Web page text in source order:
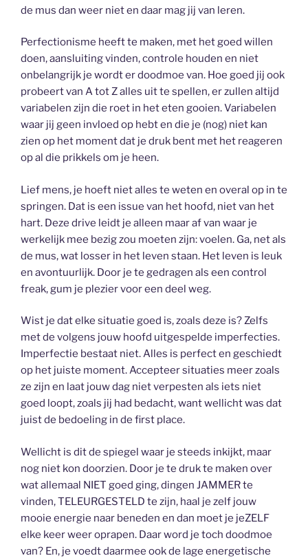
de mus dan weer niet en daar mag jij van leren.
Perfectionisme heeft te maken, met het goed willen
doen, aansluiting vinden, controle houden en niet
onbelangrijk je wordt er doodmoe van. Hoe goed jij ook
probeert van A tot Z alles uit te spellen, er zullen altijd
variabelen zijn die roet in het eten gooien. Variabelen
waar jij geen invloed op hebt en die je (nog) niet kan
zien op het moment dat je druk bent met het reageren
op al die prikkels om je heen.
Lief mens, je hoeft niet alles te weten en overal op in te
springen. Dat is een issue van het hoofd, niet van het
hart. Deze drive leidt je alleen maar af van waar je
werkelijk mee bezig zou moeten zijn: voelen. Ga, net als
de mus, wat losser in het leven staan. Het leven is leuk
en avontuurlijk. Door je te gedragen als een control
freak, gum je plezier voor een deel weg.
Wist je dat elke situatie goed is, zoals deze is? Zelfs
met de volgens jouw hoofd uitgespelde imperfecties.
Imperfectie bestaat niet. Alles is perfect en geschiedt
op het juiste moment. Accepteer situaties meer zoals
ze zijn en laat jouw dag niet verpesten als iets niet
goed loopt, zoals jij had bedacht, want wellicht was dat
juist de bedoeling in de first place.
Wellicht is dit de spiegel waar je steeds inkijkt, maar
nog niet kon doorzien. Door je te druk te maken over
wat allemaal NIET goed ging, dingen JAMMER te
vinden, TELEURGESTELD te zijn, haal je zelf jouw
mooie energie naar beneden en dan moet je jeZELF
elke keer weer oprapen. Daar word je toch doodmoe
van? En, je voedt daarmee ook de lage energetische